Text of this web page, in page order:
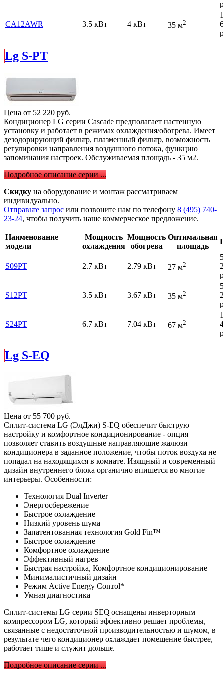
CA12AWR 3.5 кВт 4 кВт 35 м2
Lg S-PT
Цена от 52 220 руб.
Кондиционер LG серии Cascade предполагает настенную
установку и работает в режимах охлаждения/обогрева. Имеет
дезодорирующий фильтр, плазменный фильтр, возможность
регулировки направления воздушного потока, функцию
запоминания настроек. Обслуживаемая площадь - 35 м2.
Подробное описание серии ...
Скидку на оборудование и монтаж рассматриваем
индивидуально.
Отправьте запрос или позвоните нам по телефону 8 (495) 740-
23-24, чтобы получить наше коммерческое предложение.
Наименование
модели
Мощность
охлаждения
Мощность
обогрева
Оптимальная
площадь
S09PT 2.7 кВт 2.79 кВт 27 м2
S12PT 3.5 кВт 3.67 кВт 35 м2
S24PT 6.7 кВт 7.04 кВт 67 м2
Lg S-EQ
Цена от 55 700 руб.
Сплит-система LG (ЭлДжи) S-EQ обеспечит быструю
настройку и комфортное кондиционирование - опция
позволяет ставить воздушные направляющие жалюзи
кондиционера в заданное положение, чтобы поток воздуха не
попадал на находящихся в комнате. Изящный и современный
дизайн внутреннего блока органично впишется во многие
интерьеры. Особенности:
Технология Dual Inverter
Энергосбережение
Быстрое охлаждение
Низкий уровень шума
Запатентованная технология Gold Fin™
Быстрое охлаждение
Комфортное охлаждение
Эффективный нагрев
Быстрая настройка, Комфортное кондиционирование
Минималистичный дизайн
Режим Active Energy Control*
Умная диагностика
Сплит-системы LG серии SEQ оснащены инверторным
компрессором LG, который эффективно решает проблемы,
связанные с недостаточной производительностью и шумом, в
результате чего кондиционер охлаждает помещение быстрее,
работает тише и служит дольше.
Подробное описание серии ...